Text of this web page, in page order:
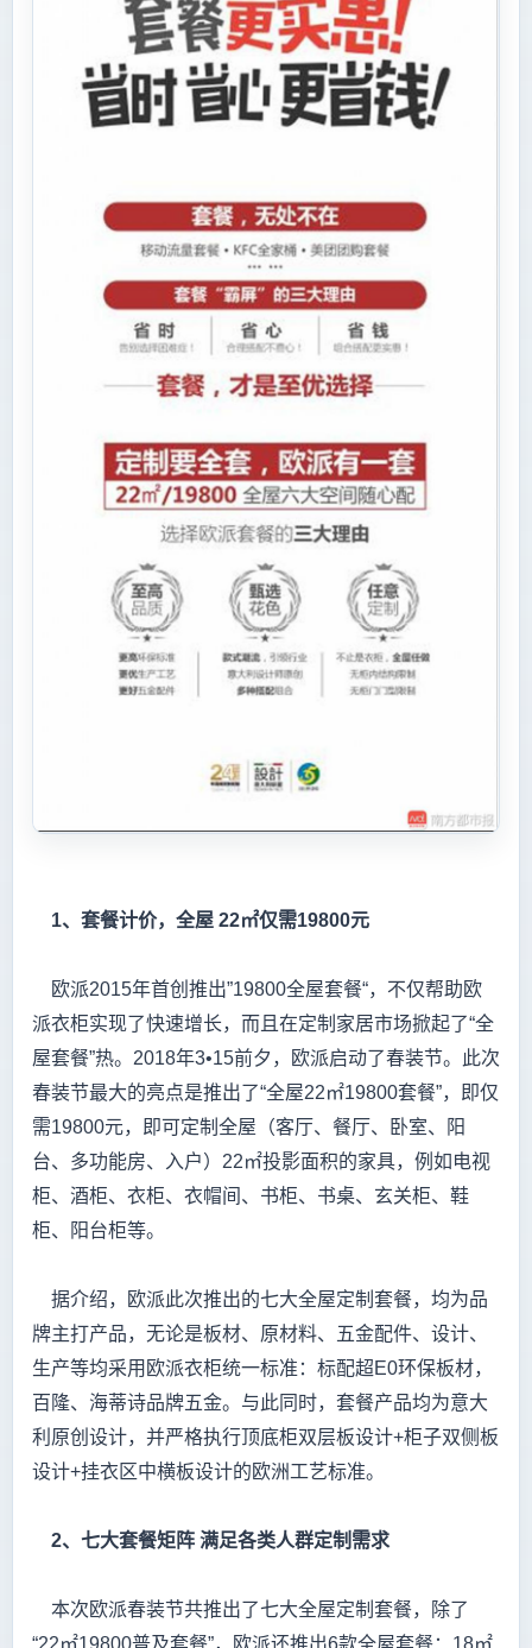
1、套餐计价，全屋 22㎡仅需19800元
欧派2015年首创推出”19800全屋套餐“，不仅帮助欧
派衣柜实现了快速增长，而且在定制家居市场掀起了“全
屋套餐”热。2018年3•15前夕，欧派启动了春装节。此次
春装节最大的亮点是推出了“全屋22㎡19800套餐”，即仅
需19800元，即可定制全屋（客厅、餐厅、卧室、阳
台、多功能房、入户）22㎡投影面积的家具，例如电视
柜、酒柜、衣柜、衣帽间、书柜、书桌、玄关柜、鞋
柜、阳台柜等。
据介绍，欧派此次推出的七大全屋定制套餐，均为品
牌主打产品，无论是板材、原材料、五金配件、设计、
生产等均采用欧派衣柜统一标准：标配超E0环保板材，
百隆、海蒂诗品牌五金。与此同时，套餐产品均为意大
利原创设计，并严格执行顶底柜双层板设计+柜子双侧板
设计+挂衣区中横板设计的欧洲工艺标准。
2、七大套餐矩阵 满足各类人群定制需求
本次欧派春装节共推出了七大全屋定制套餐，除了
“22㎡19800普及套餐”，欧派还推出6款全屋套餐：18㎡